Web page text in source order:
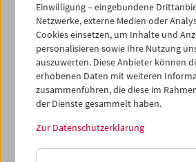
iCalender
Programmheft-PDF
English language or subtitles
< Vorherige Woche
Mo 13.10.
Einwilligung – eingebundene
Netzwerke, externe Medien oder
Cookies einsetzen, um Inhalte und
personalisieren sowie Ihre Nutzung
auszuwerten. Diese Anbieter können
erhobenen Daten mit weiteren
zusammenführen, die diese im
der Dienste gesammelt haben.
Zur Datenschutzerklärung